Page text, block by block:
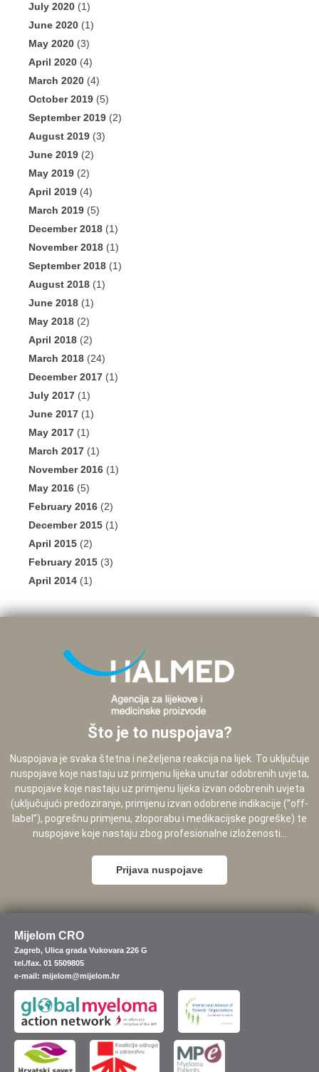
July 2020 (1)
June 2020 (1)
May 2020 (3)
April 2020 (4)
March 2020 (4)
October 2019 (5)
September 2019 (2)
August 2019 (3)
June 2019 (2)
May 2019 (2)
April 2019 (4)
March 2019 (5)
December 2018 (1)
November 2018 (1)
September 2018 (1)
August 2018 (1)
June 2018 (1)
May 2018 (2)
April 2018 (2)
March 2018 (24)
December 2017 (1)
July 2017 (1)
June 2017 (1)
May 2017 (1)
March 2017 (1)
November 2016 (1)
May 2016 (5)
February 2016 (2)
December 2015 (1)
April 2015 (2)
February 2015 (3)
April 2014 (1)
Što je to nuspojava?
Nuspojava je svaka štetna i neželjena reakcija na lijek. To uključuje
nuspojave koje nastaju uz primjenu lijeka unutar odobrenih uvjeta,
nuspojave koje nastaju uz primjenu lijeka izvan odobrenih uvjeta
(uključujući predoziranje, primjenu izvan odobrene indikacije (”off-
label”), pogrešnu primjenu, zloporabu i medikacijske pogreške) te
nuspojave koje nastaju zbog profesionalne izloženosti...
Prijava nuspojave
Mijelom CRO
Zagreb, Ulica grada Vukovara 226 G
tel./fax. 01 5509805
e-mail: mijelom@mijelom.hr